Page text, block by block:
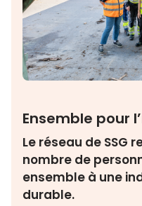
Ensemble pour
Le réseau de SSG
nombre de
ensemble à une
durable.